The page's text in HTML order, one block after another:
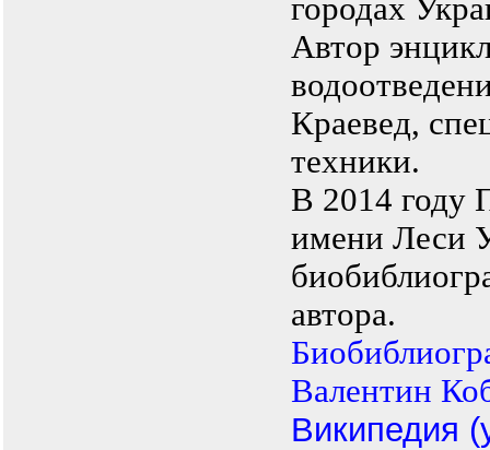
городах
Автор
Краевед,
техники.
В 2014 году
имени Леси
автора.
Валентин
Википедия